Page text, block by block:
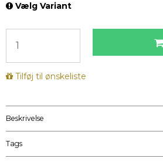
Vælg Variant
Tilføj til ønskeliste
Beskrivelse
Tags